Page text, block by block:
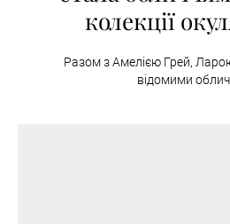
колекції
Разом з Амелією Грей,
відомими